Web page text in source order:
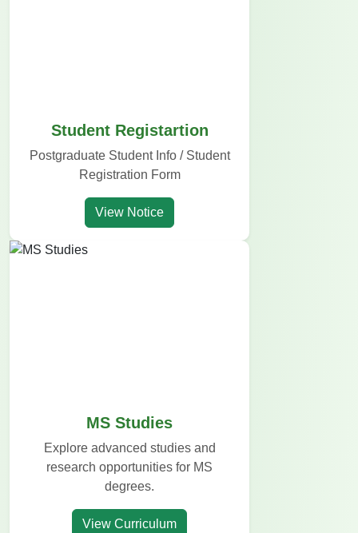
Student Registartion
Postgraduate Student Info / Student
Registration Form
View Notice
MS Studies
Explore advanced studies and
research opportunities for MS
degrees.
View Curriculum